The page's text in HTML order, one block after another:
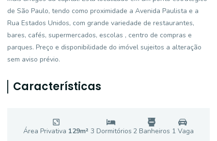
de São Paulo, tendo como proximidade a Avenida Paulista e a
Rua Estados Unidos, com grande variedade de restaurantes,
bares, cafés, supermercados, escolas , centro de compras e
parques. Preço e disponibilidade do imóvel sujeitos a alteração
sem aviso prévio.
Características
Área Privativa 129m² 3 Dormitórios 2 Banheiros 1 Vaga